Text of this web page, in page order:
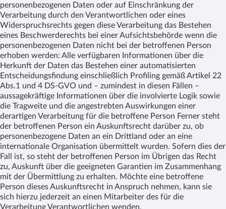
personenbezogenen Daten oder auf Einschränkung der
Verarbeitung durch den Verantwortlichen oder eines
Widerspruchsrechts gegen diese Verarbeitung das Bestehen
eines Beschwerderechts bei einer Aufsichtsbehörde wenn die
personenbezogenen Daten nicht bei der betroffenen Person
erhoben werden: Alle verfügbaren Informationen über die
Herkunft der Daten das Bestehen einer automatisierten
Entscheidungsfindung einschließlich Profiling gemäß Artikel 22
Abs.1 und 4 DS-GVO und – zumindest in diesen Fällen –
aussagekräftige Informationen über die involvierte Logik sowie
die Tragweite und die angestrebten Auswirkungen einer
derartigen Verarbeitung für die betroffene Person Ferner steht
der betroffenen Person ein Auskunftsrecht darüber zu, ob
personenbezogene Daten an ein Drittland oder an eine
internationale Organisation übermittelt wurden. Sofern dies der
Fall ist, so steht der betroffenen Person im Übrigen das Recht
zu, Auskunft über die geeigneten Garantien im Zusammenhang
mit der Übermittlung zu erhalten. Möchte eine betroffene
Person dieses Auskunftsrecht in Anspruch nehmen, kann sie
sich hierzu jederzeit an einen Mitarbeiter des für die
Verarbeitung Verantwortlichen wenden.